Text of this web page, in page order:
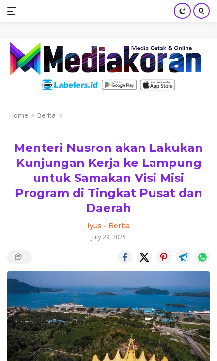
Skip
content
Home Berita
Menteri Nusron akan Lakukan
Kunjungan Kerja ke Lampung
untuk Samakan Visi Misi
Program di Tingkat Pusat dan
Daerah
Iyus - Berita
July 29, 2025